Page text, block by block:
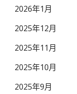
2026年1月
2025年12月
2025年11月
2025年10月
2025年9月